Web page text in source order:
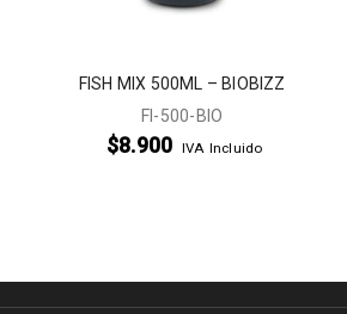
FISH MIX 500ML – BIOBIZZ
FI-500-BIO
$8.900 IVA Incluido